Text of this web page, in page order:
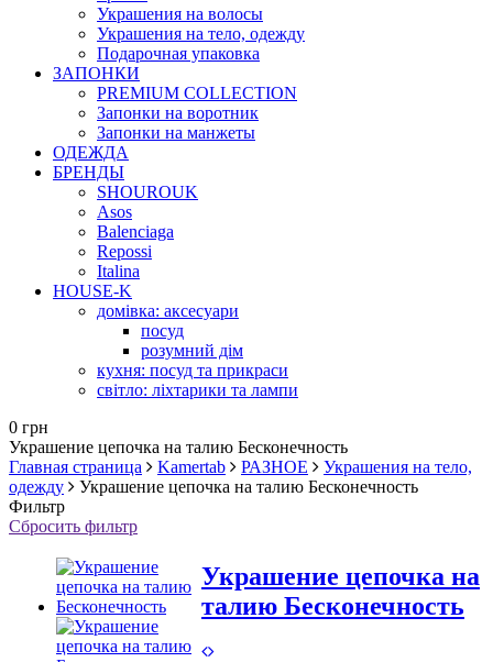
Украшения на волосы
Украшения на тело, одежду
Подарочная упаковка
ЗАПОНКИ
PREMIUM COLLECTION
Запонки на воротник
Запонки на манжеты
ОДЕЖДА
БРЕНДЫ
SHOUROUK
Asos
Balenciaga
Repossi
Italina
HOUSE-K
домівка: аксесуари
посуд
розумний дім
кухня: посуд та прикраси
світло: ліхтарики та лампи
0 грн
Украшение цепочка на талию Бесконечность
Главная страница
Kamertab РАЗНОЕ
Украшения на тело,
одежду
Украшение цепочка на талию Бесконечность
Фильтр
Сбросить фильтр
Украшение цепочка на
талию Бесконечность